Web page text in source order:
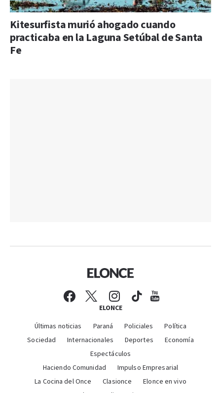
Kitesurfista murió ahogado cuando
practicaba en la Laguna Setúbal de Santa
Fe
ELONCE
Últimas noticias Paraná Policiales
Política
Sociedad
Internacionales Deportes
Economía
Espectáculos
Haciendo Comunidad
Impulso Empresarial
La Cocina del Once
Clasionce
Elonce en vivo